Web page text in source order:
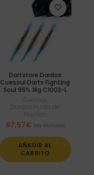
Dartstore Dardos
Cuesoul Darts Fighting
Soul 95% 18g C1003-L
Cuesoul
Dardos Punta de
Plástico
67,57€ Iva incluido
AÑADIR AL
CARRITO